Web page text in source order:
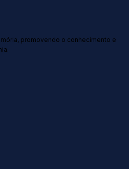
promovendo o conhecimento e